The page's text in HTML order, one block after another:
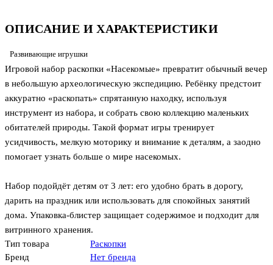
ОПИСАНИЕ И ХАРАКТЕРИСТИКИ
Развивающие игрушки
Игровой набор раскопки «Насекомые» превратит обычный вечер
в небольшую археологическую экспедицию. Ребёнку предстоит
аккуратно «раскопать» спрятанную находку, используя
инструмент из набора, и собрать свою коллекцию маленьких
обитателей природы. Такой формат игры тренирует
усидчивость, мелкую моторику и внимание к деталям, а заодно
помогает узнать больше о мире насекомых.
Набор подойдёт детям от 3 лет: его удобно брать в дорогу,
дарить на праздник или использовать для спокойных занятий
дома. Упаковка-блистер защищает содержимое и подходит для
витринного хранения.
Тип товара
Раскопки
Бренд
Нет бренда